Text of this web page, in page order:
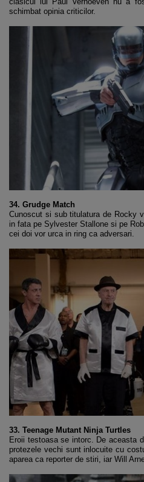
schimbat opinia criticilor.
34. Grudge Match
Cunoscut si sub titulatura de Rocky
in fata pe Sylvester Stallone si pe
cei doi vor urca in ring ca adversari.
33. Teenage Mutant Ninja Turtles
Eroii testoasa se intorc. De aceasta
protezele vechi sunt inlocuite cu
aparea ca reporter de stiri, iar Will